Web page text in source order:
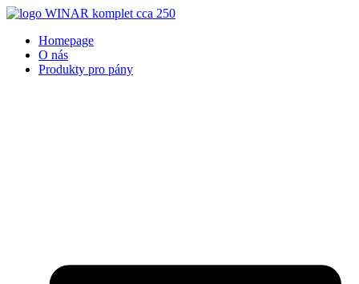
Přejít
obsahuHomepage
O nás
Produkty pro pány